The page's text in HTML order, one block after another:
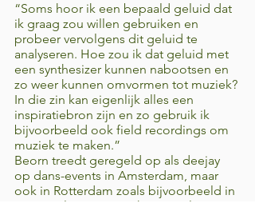
“Soms hoor ik een bepaald geluid dat
ik graag zou willen gebruiken en
probeer vervolgens dit geluid te
analyseren. Hoe zou ik dat geluid met
een synthesizer kunnen nabootsen en
zo weer kunnen omvormen tot muziek?
In die zin kan eigenlijk alles een
inspiratiebron zijn en zo gebruik ik
bijvoorbeeld ook field recordings om
muziek te maken.”
Beorn treedt geregeld op als deejay
op dans-events in Amsterdam, maar
ook in Rotterdam zoals bijvoorbeeld in
venues als Worm. Dit kan zijn als